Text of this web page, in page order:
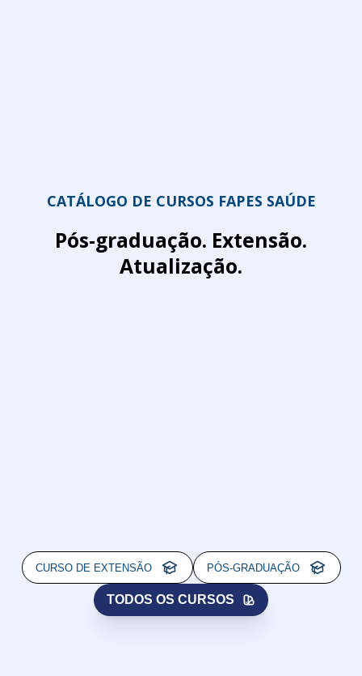
CATÁLOGO DE CURSOS FAPES SAÚDE
Pós-graduação. Extensão.
Atualização.
CURSO DE EXTENSÃO PÓS-GRADUAÇÃO
TODOS OS CURSOS